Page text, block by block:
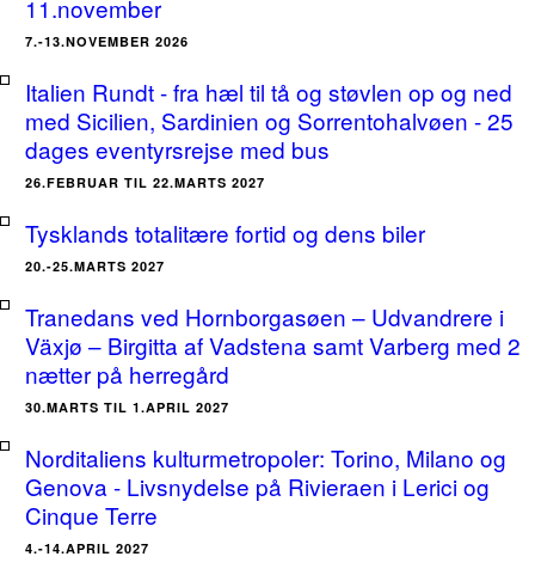
11.november
7.-13.NOVEMBER 2026
Italien Rundt - fra hæl til tå og støvlen op og ned
med Sicilien, Sardinien og Sorrentohalvøen - 25
dages eventyrsrejse med bus
26.FEBRUAR TIL 22.MARTS 2027
Tysklands totalitære fortid og dens biler
20.-25.MARTS 2027
Tranedans ved Hornborgasøen – Udvandrere i
Växjø – Birgitta af Vadstena samt Varberg med 2
nætter på herregård
30.MARTS TIL 1.APRIL 2027
Norditaliens kulturmetropoler: Torino, Milano og
Genova - Livsnydelse på Rivieraen i Lerici og
Cinque Terre
4.-14.APRIL 2027